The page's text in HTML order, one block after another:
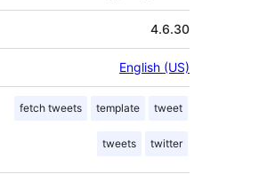
4.6.30
English (US)
fetch tweets template tweet
tweets twitter